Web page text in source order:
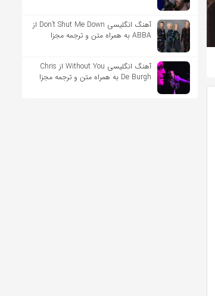
آهنگ انگلیسی Don’t Shut Me Down از
ABBA به همراه متن و ترجمه مجزا
آهنگ انگلیسی Without You از Chris
De Burgh به همراه متن و ترجمه مجزا